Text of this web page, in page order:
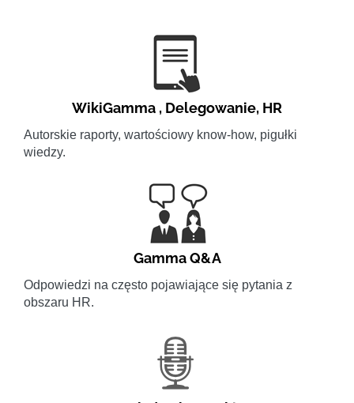
WikiGamma , Delegowanie, HR
Autorskie raporty, wartościowy know-how, pigułki
wiedzy.
Gamma Q&A
Odpowiedzi na często pojawiające się pytania z
obszaru HR.